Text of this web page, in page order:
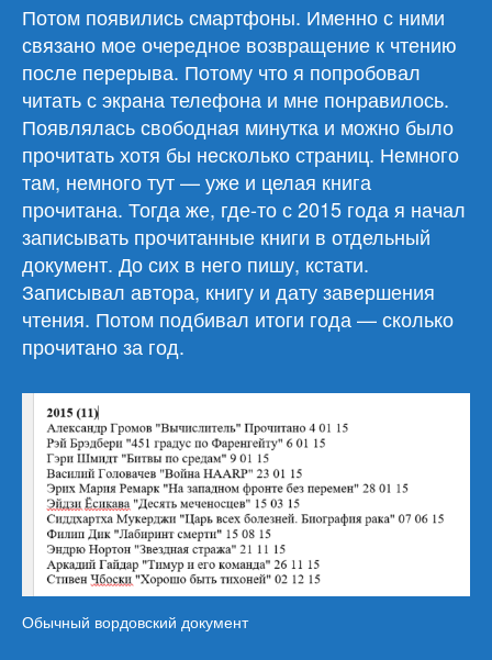
Потом появились смартфоны. Именно с ними
связано мое очередное возвращение к чтению
после перерыва. Потому что я попробовал
читать с экрана телефона и мне понравилось.
Появлялась свободная минутка и можно было
прочитать хотя бы несколько страниц. Немного
там, немного тут — уже и целая книга
прочитана. Тогда же, где-то с 2015 года я начал
записывать прочитанные книги в отдельный
документ. До сих в него пишу, кстати.
Записывал автора, книгу и дату завершения
чтения. Потом подбивал итоги года — сколько
прочитано за год.
Обычный вордовский документ